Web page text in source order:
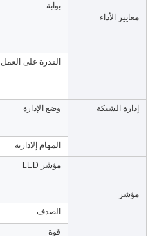
معايير الأداء
بوابة
القدرة على العمل
إدارة الشبكة
وضع الإدارة
المهام إلادارية
مؤشر
مؤشر LED
الصدف
قوة